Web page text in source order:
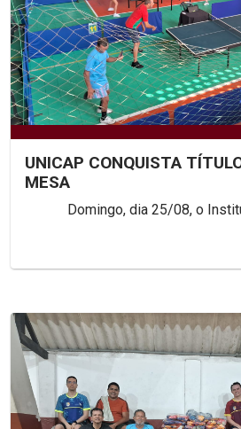
UNICAP CONQUISTA
MESA
Domingo, dia 25/08, o